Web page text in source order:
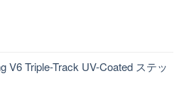
V6 Triple-Track UV-Coated ステッ